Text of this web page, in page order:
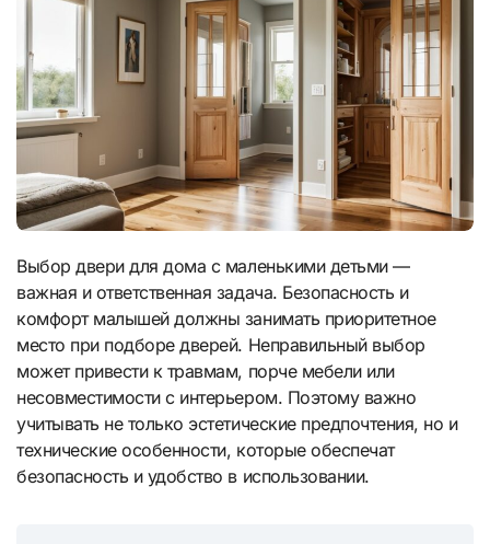
Выбор двери для дома с маленькими детьми —
важная и ответственная задача. Безопасность и
комфорт малышей должны занимать приоритетное
место при подборе дверей. Неправильный выбор
может привести к травмам, порче мебели или
несовместимости с интерьером. Поэтому важно
учитывать не только эстетические предпочтения, но и
технические особенности, которые обеспечат
безопасность и удобство в использовании.